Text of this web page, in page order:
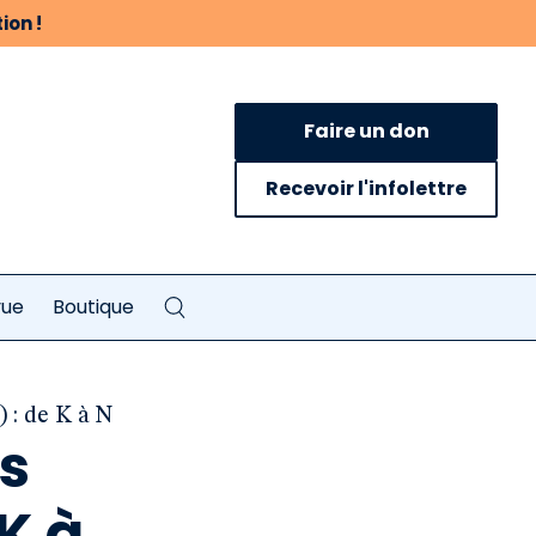
!
Faire un don
Recevoir l'infolettre
Boutique
de K à N